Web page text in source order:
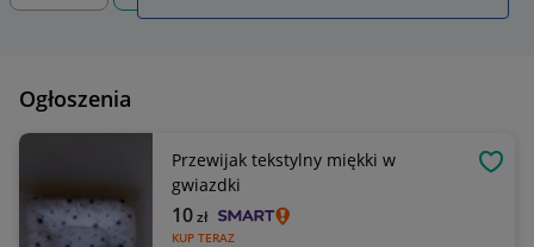
Ogłoszenia
Przewijak tekstylny miękki w
gwiazdki
KUP TERAZ
10zł